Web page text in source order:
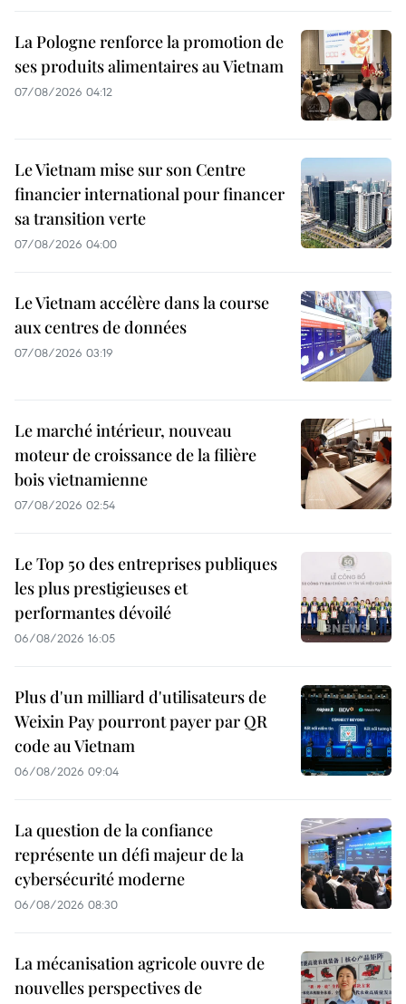
La Pologne renforce la promotion de
ses produits alimentaires au Vietnam
07/08/2026 04:12
Le Vietnam mise sur son Centre
financier international pour financer
sa transition verte
07/08/2026 04:00
Le Vietnam accélère dans la course
aux centres de données
07/08/2026 03:19
Le marché intérieur, nouveau
moteur de croissance de la filière
bois vietnamienne
07/08/2026 02:54
Le Top 50 des entreprises publiques
les plus prestigieuses et
performantes dévoilé
06/08/2026 16:05
Plus d'un milliard d'utilisateurs de
Weixin Pay pourront payer par QR
code au Vietnam
06/08/2026 09:04
La question de la confiance
représente un défi majeur de la
cybersécurité moderne
06/08/2026 08:30
La mécanisation agricole ouvre de
nouvelles perspectives de